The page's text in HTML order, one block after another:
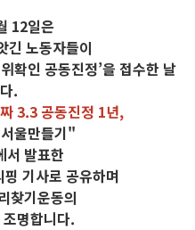
12일은
긴 노동자들이
확인 공동진정’을 접수한 날
.
3.3 공동진정 1년,
울만들기"
서 발표한
핑 기사로 공유하며
찾기운동의
명합니다.